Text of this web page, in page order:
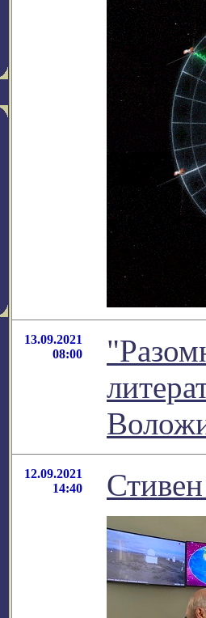
13.09.2021
08:00
12.09.2021
14:40